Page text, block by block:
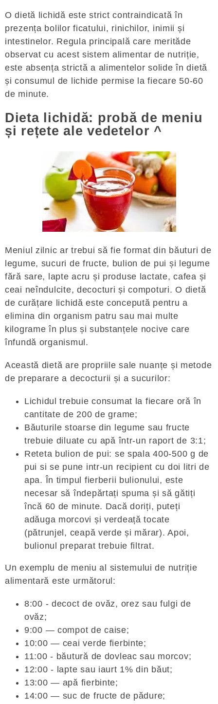
O dietă lichidă este strict contraindicată în
prezența bolilor ficatului, rinichilor, inimii și
intestinelor. Regula principală care merităde
observat cu acest sistem alimentar de nutriție,
este absența strictă a alimentelor solide în dietă
și consumul de lichide permise la fiecare 50-60
de minute.
Dieta lichidă: probă de meniu
și rețete ale vedetelor ^
Meniul zilnic ar trebui să fie format din băuturi de
legume, sucuri de fructe, bulion de pui și legume
fără sare, lapte acru și produse lactate, cafea și
ceai neîndulcite, decocturi și compoturi. O dietă
de curățare lichidă este concepută pentru a
elimina din organism patru sau mai multe
kilograme în plus și substanțele nocive care
înfundă organismul.
Această dietă are propriile sale nuanțe și metode
de preparare a decocturii și a sucurilor:
Lichidul trebuie consumat la fiecare oră în
cantitate de 200 de grame;
Băuturile stoarse din legume sau fructe
trebuie diluate cu apă într-un raport de 3:1;
Reteta bulion de pui: se spala 400-500 g de
pui si se pune intr-un recipient cu doi litri de
apa. În timpul fierberii bulionului, este
necesar să îndepărtați spuma și să gătiți
încă 60 de minute. Dacă doriți, puteți
adăuga morcovi și verdeață tocate
(pătrunjel, ceapă verde și mărar). Apoi,
bulionul preparat trebuie filtrat.
Un exemplu de meniu al sistemului de nutriție
alimentară este următorul:
8:00 - decoct de ovăz, orez sau fulgi de
ovăz;
9:00 — compot de caise;
10:00 — ceai verde fierbinte;
11:00 - băutură de dovleac sau morcov;
12:00 - lapte sau iaurt 1% din băut;
13:00 — apă fierbinte;
14:00 — suc de fructe de pădure;